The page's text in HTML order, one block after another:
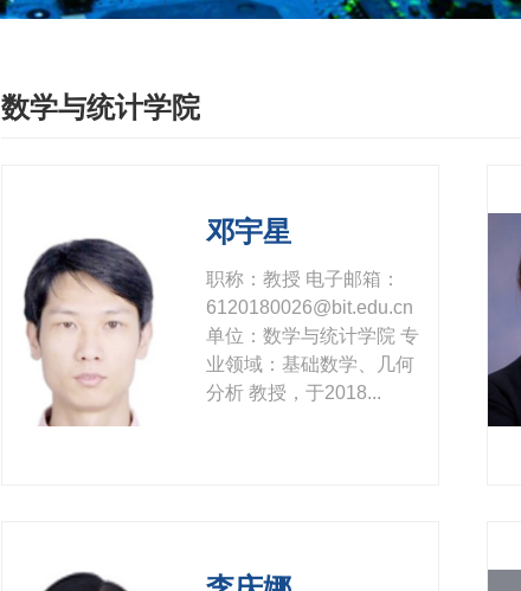
数学与统计学院
邓宇星
职称：教授 电子邮箱：
6120180026@bit.edu.cn
单位：数学与统计学院 专
业领域：基础数学、几何
分析 教授，于2018...